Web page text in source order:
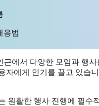
응법
근에서 다양한 모임과 행
자에게 인기를 끌고 있습
원활한 행사 진행에 필